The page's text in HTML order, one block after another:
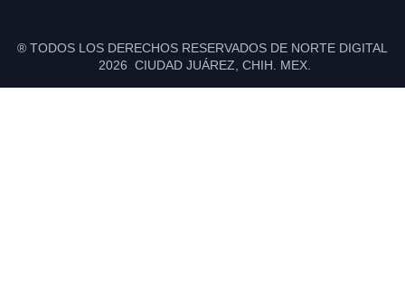
® TODOS LOS DERECHOS RESERVADOS DE NORTE DIGITAL
2026 CIUDAD JUÁREZ, CHIH. MEX.